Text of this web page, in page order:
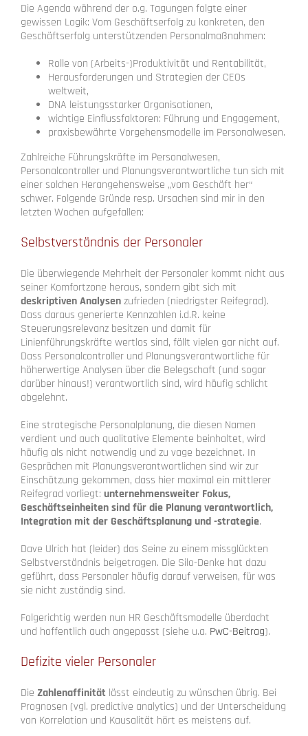
Die Agenda während der o.g. Tagungen folgte einer
gewissen Logik: Vom Geschäftserfolg zu konkreten, den
Geschäftserfolg unterstützenden Personalmaßnahmen:
Rolle von (Arbeits-)Produktivität und Rentabilität,
Herausforderungen und Strategien der CEOs
weltweit,
DNA leistungsstarker Organisationen,
wichtige Einflussfaktoren: Führung und Engagement,
praxisbewährte Vorgehensmodelle im Personalwesen.
Zahlreiche Führungskräfte im Personalwesen,
Personalcontroller und Planungsverantwortliche tun sich mit
einer solchen Herangehensweise „vom Geschäft her“
schwer. Folgende Gründe resp. Ursachen sind mir in den
letzten Wochen aufgefallen:
Selbstverständnis der Personaler
Die überwiegende Mehrheit der Personaler kommt nicht aus
seiner Komfortzone heraus, sondern gibt sich mit
deskriptiven Analysenzufrieden (niedrigster Reifegrad).
Dass daraus generierte Kennzahlen i.d.R. keine
Steuerungsrelevanz besitzen und damit für
Linienführungskräfte wertlos sind, fällt vielen gar nicht auf.
Dass Personalcontroller und Planungsverantwortliche für
höherwertige Analysen über die Belegschaft (und sogar
darüber hinaus!) verantwortlich sind, wird häufig schlicht
abgelehnt.
Eine strategische Personalplanung, die diesen Namen
verdient und auch qualitative Elemente beinhaltet, wird
häufig als nicht notwendig und zu vage bezeichnet. In
Gesprächen mit Planungsverantwortlichen sind wir zur
Einschätzung gekommen, dass hier maximal ein mittlerer
Reifegrad vorliegt: unternehmensweiter Fokus,
Geschäftseinheiten sind für die Planung verantwortlich,
Integration mit der Geschäftsplanung und -strategie.
Dave Ulrich hat (leider) das Seine zu einem missglückten
Selbstverständnis beigetragen. Die Silo-Denke hat dazu
geführt, dass Personaler häufig darauf verweisen, für was
sie nicht zuständig sind.
Folgerichtig werden nun HR Geschäftsmodelle überdacht
und hoffentlich auch angepasst (siehe u.a. PwC-Beitrag).
Defizite vieler Personaler
Die Zahlenaffinität lässt eindeutig zu wünschen übrig. Bei
Prognosen (vgl. predictive analytics) und der Unterscheidung
von Korrelation und Kausalität hört es meistens auf.